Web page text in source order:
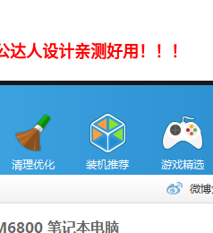
人设计亲测好用！！！